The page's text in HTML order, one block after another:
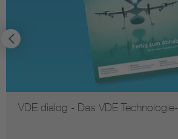
VDE dialog - Das VDE